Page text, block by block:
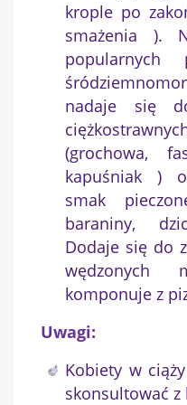
krople po
smażenia ).
nadaje się
(grochowa,
kapuśniak )
smak
baraniny,
Dodaje się do
wędzonych
komponuje z
Uwagi:
Kobiety w
skonsultować z